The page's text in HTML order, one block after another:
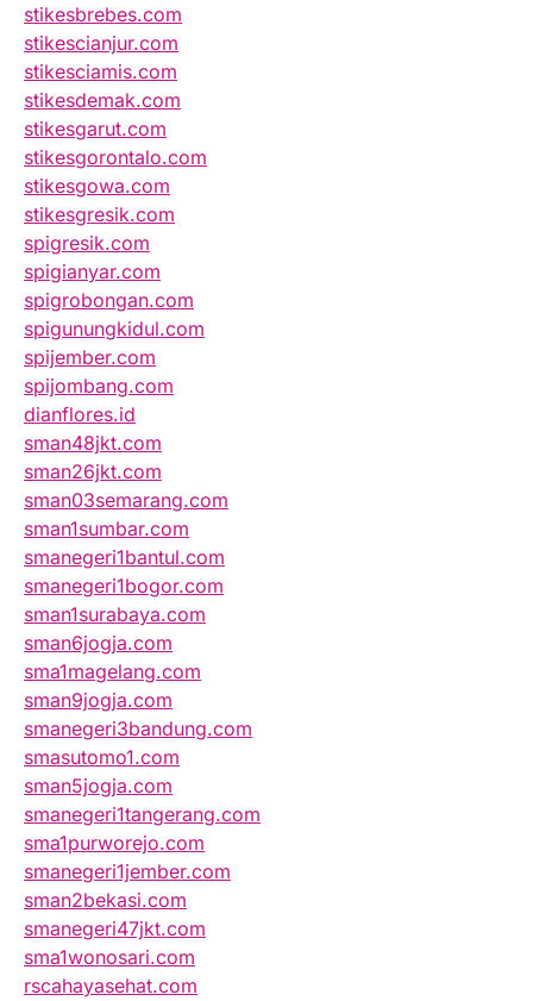
stikesbrebes.com
stikescianjur.com
stikesciamis.com
stikesdemak.com
stikesgarut.com
stikesgorontalo.com
stikesgowa.com
stikesgresik.com
spigresik.com
spigianyar.com
spigrobongan.com
spigunungkidul.com
spijember.com
spijombang.com
dianflores.id
sman48jkt.com
sman26jkt.com
sman03semarang.com
sman1sumbar.com
smanegeri1bantul.com
smanegeri1bogor.com
sman1surabaya.com
sman6jogja.com
sma1magelang.com
sman9jogja.com
smanegeri3bandung.com
smasutomo1.com
sman5jogja.com
smanegeri1tangerang.com
sma1purworejo.com
smanegeri1jember.com
sman2bekasi.com
smanegeri47jkt.com
sma1wonosari.com
rscahayasehat.com